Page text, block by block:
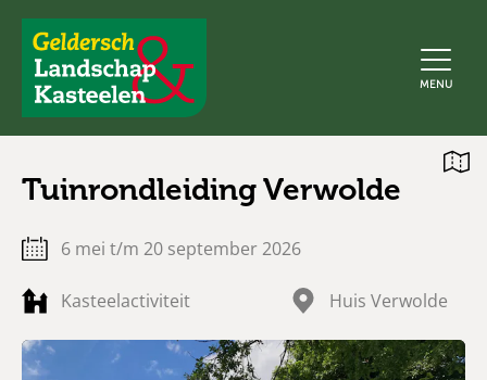
Geldersch
Landschap
en
MENU
Tuinrondleiding Verwolde
6 mei t/m 20 september 2026
Kasteelactiviteit Huis Verwolde
Open